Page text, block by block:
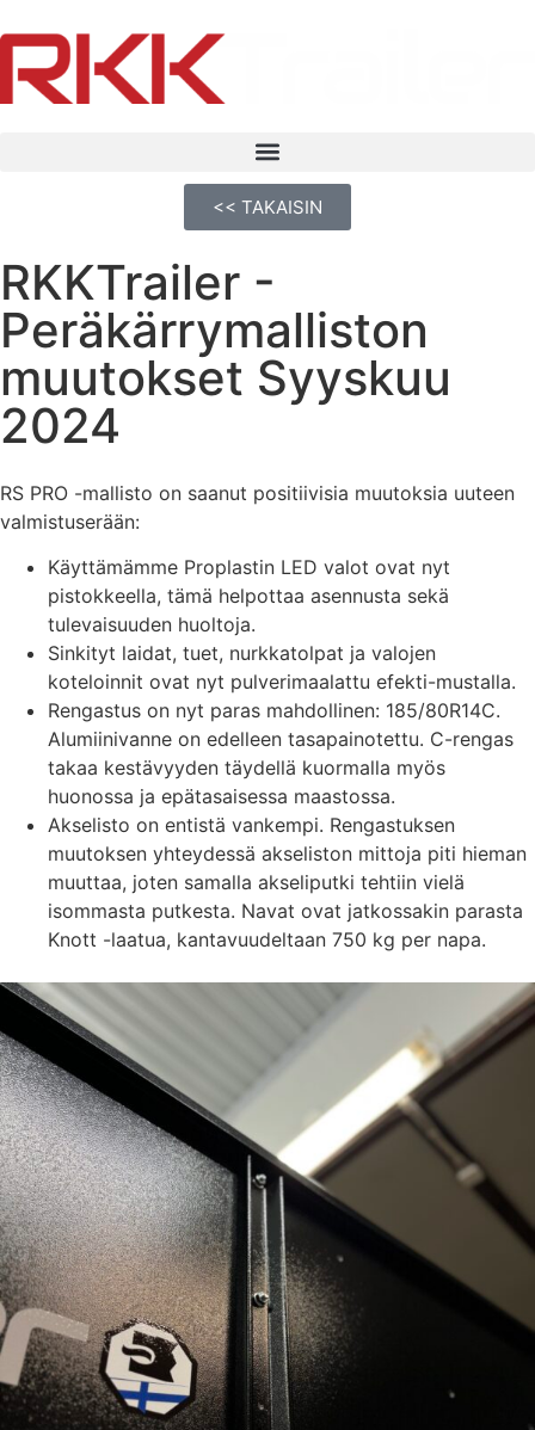
<< TAKAISIN
RKKTrailer -
Peräkärrymalliston
muutokset Syyskuu
2024
RS PRO -mallisto on saanut positiivisia muutoksia uuteen
valmistuserään:
Käyttämämme Proplastin LED valot ovat nyt
pistokkeella, tämä helpottaa asennusta sekä
tulevaisuuden huoltoja.
Sinkityt laidat, tuet, nurkkatolpat ja valojen
koteloinnit ovat nyt pulverimaalattu efekti-mustalla.
Rengastus on nyt paras mahdollinen: 185/80R14C.
Alumiinivanne on edelleen tasapainotettu. C-rengas
takaa kestävyyden täydellä kuormalla myös
huonossa ja epätasaisessa maastossa.
Akselisto on entistä vankempi. Rengastuksen
muutoksen yhteydessä akseliston mittoja piti hieman
muuttaa, joten samalla akseliputki tehtiin vielä
isommasta putkesta. Navat ovat jatkossakin parasta
Knott -laatua, kantavuudeltaan 750 kg per napa.